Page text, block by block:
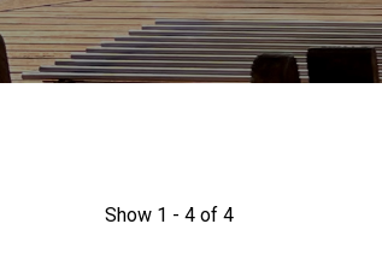
Show 1 - 4 of 4